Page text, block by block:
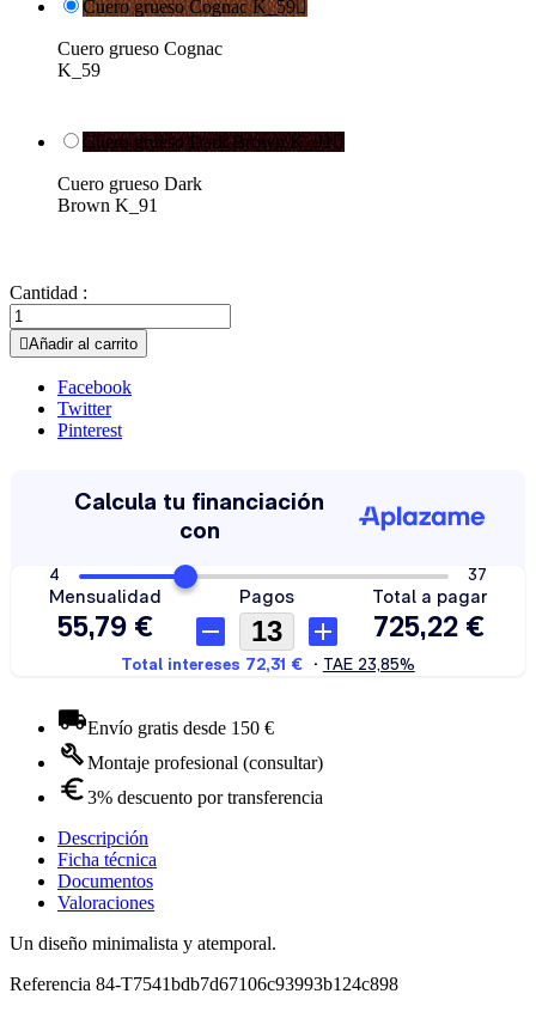
Cuero grueso Cognac K_59
Cuero grueso Cognac
K_59
Cuero grueso Dark Brown K_91
Cuero grueso Dark
Brown K_91
Cantidad :
Añadir al carrito
Facebook
Twitter
Pinterest
Envío gratis desde 150 €
Montaje profesional (consultar)
3% descuento por transferencia
Descripción
Ficha técnica
Documentos
Valoraciones
Un diseño minimalista y atemporal.
Referencia 84-T7541bdb7d67106c93993b124c898